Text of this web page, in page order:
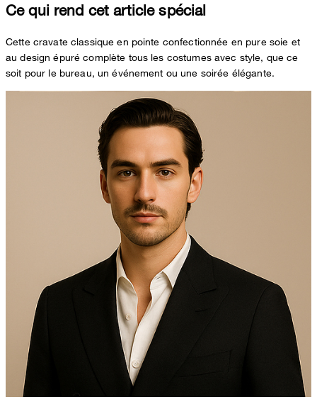
Ce qui rend cet article spécial
Cette cravate classique en pointe confectionnée en pure soie et
au design épuré complète tous les costumes avec style, que ce
soit pour le bureau, un événement ou une soirée élégante.